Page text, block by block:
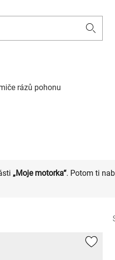
rázů pohonu
„Moje motorka“. Potom ti